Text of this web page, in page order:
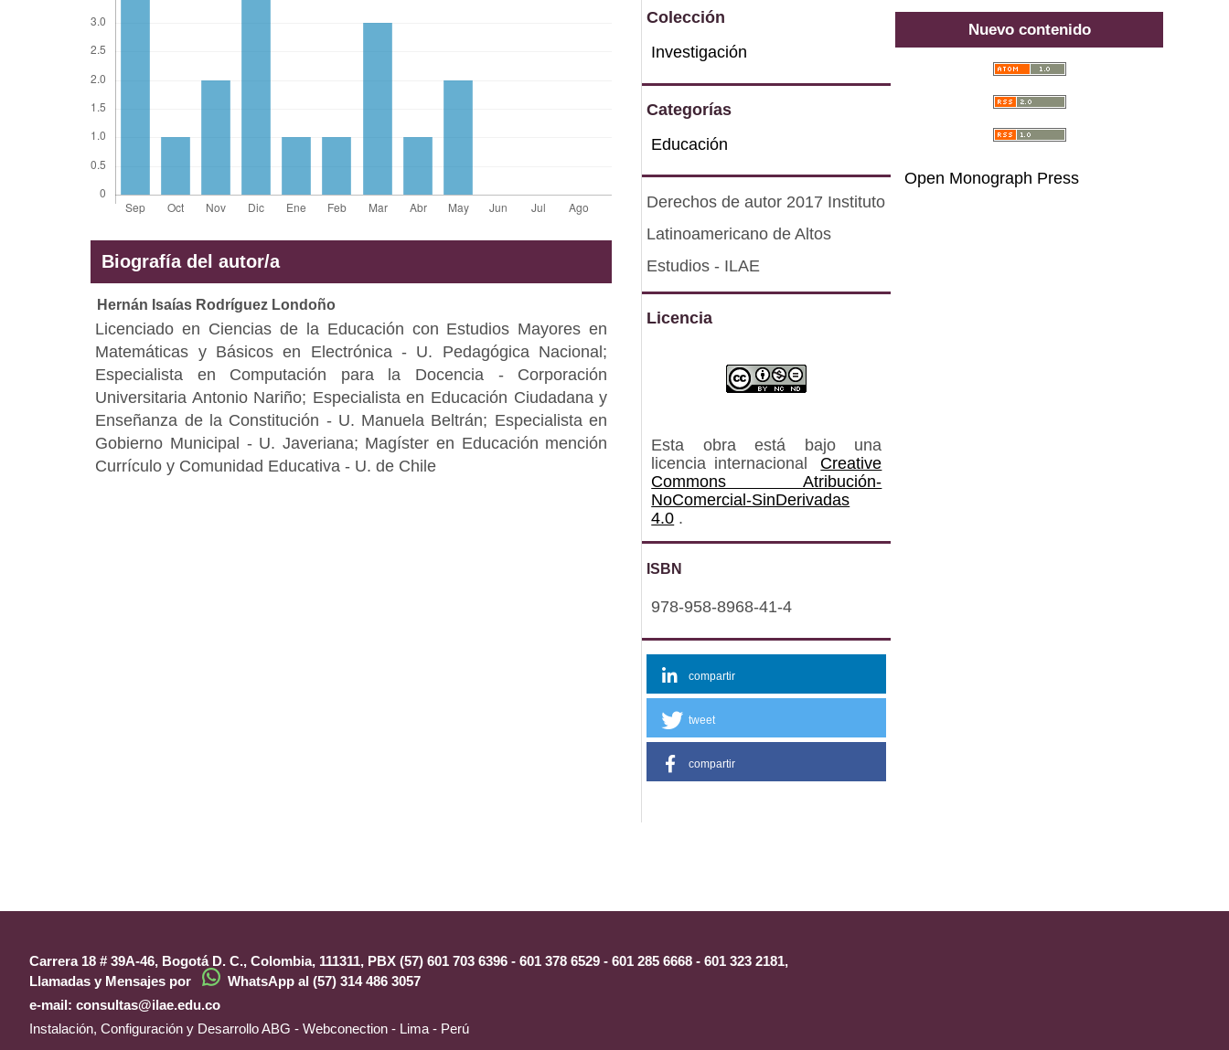
Biografía del autor/a
Hernán Isaías Rodríguez Londoño
Licenciado en Ciencias de la Educación con Estudios Mayores en
Matemáticas y Básicos en Electrónica - U. Pedagógica Nacional;
Especialista en Computación para la Docencia - Corporación
Universitaria Antonio Nariño; Especialista en Educación Ciudadana y
Enseñanza de la Constitución - U. Manuela Beltrán; Especialista en
Gobierno Municipal - U. Javeriana; Magíster en Educación mención
Currículo y Comunidad Educativa - U. de Chile
Colección
Investigación
Categorías
Educación
Derechos de autor 2017 Instituto
Latinoamericano de Altos
Estudios - ILAE
Licencia
Esta obra está bajo una
licencia internacional
Creative
Commons Atribución-
NoComercial-SinDerivadas
4.0 .
ISBN
978-958-8968-41-4
compartir
tweet
compartir
Nuevo contenido
Open Monograph Press
Carrera 18 # 39A-46, Bogotá D. C., Colombia, 111311, PBX (57) 601 703 6396 - 601 378 6529 - 601 285 6668 - 601 323 2181,
Llamadas y Mensajes por
WhatsApp al (57) 314 486 3057
e-mail:consultas@ilae.edu.co
Instalación, Configuración y DesarrolloABG - Webconection - Lima - Perú